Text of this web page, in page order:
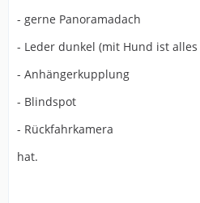
- gerne Panoramadach
- Leder dunkel (mit Hund ist
- Anhängerkupplung
- Blindspot
- Rückfahrkamera
hat.